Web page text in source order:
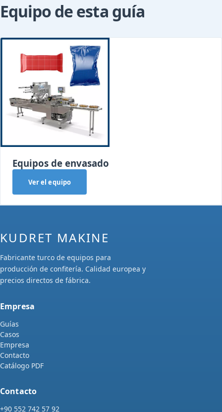
Equipo de esta guía
Equipos de envasado
Ver el equipo
KUDRET MAKINE
Fabricante turco de equipos para
producción de confitería. Calidad europea y
precios directos de fábrica.
Empresa
Guías
Casos
Empresa
Contacto
Catálogo PDF
Contacto
+90 552 742 57 92